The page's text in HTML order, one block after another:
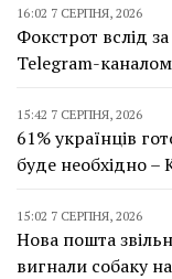
16:02 7 СЕРПНЯ, 2026
Фокстрот вслід
Telegram-
15:42 7 СЕРПНЯ, 2026
61% українців
буде необхідно –
15:02 7 СЕРПНЯ, 2026
Нова пошта
вигнали собаку